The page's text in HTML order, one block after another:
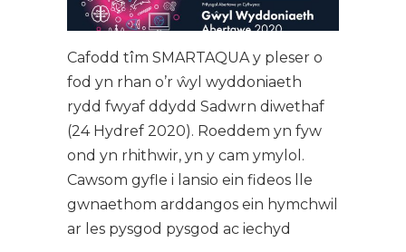
Cafodd tîm SMARTAQUA y pleser o
fod yn rhan o’r ŵyl wyddoniaeth
rydd fwyaf ddydd Sadwrn diwethaf
(24 Hydref 2020). Roeddem yn fyw
ond yn rhithwir, yn y cam ymylol.
Cawsom gyfle i lansio ein fideos lle
gwnaethom arddangos ein hymchwil
ar les pysgod pysgod ac iechyd